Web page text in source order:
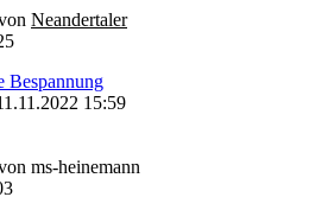
Neandertaler
Bespannung
15:59
ms-heinemann